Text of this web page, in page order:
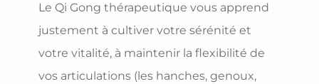
Le Qi Gong thérapeutique vous apprend
justement à cultiver votre sérénité et
votre vitalité, à maintenir la flexibilité de
vos articulations (les hanches, genoux,